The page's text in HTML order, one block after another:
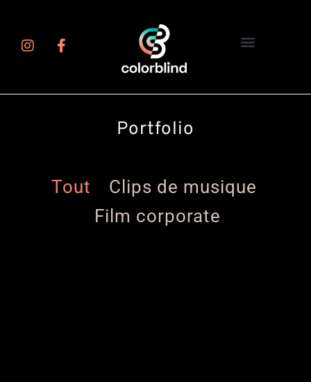
Portfolio
Tout
Clips de musique
Film corporate